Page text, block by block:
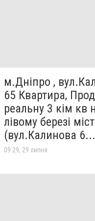
м.Дніпро ,
65 Квартира,
реальну 3 кім кв
лівому березі
(вул.Калинова 6...
09:29, 29 липня